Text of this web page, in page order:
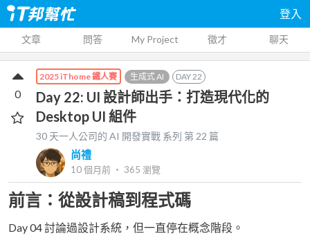
登入
文章 問答 My Project 徵才 聊天
2025 iThome 鐵人賽 生成式 AI DAY22
Day 22: UI 設計師出手：打造現代化的
Desktop UI 組件
30 天一人公司的 AI 開發實戰 系列 第22 篇
尚禮
10 個月前 ‧ 365 瀏覽
0
前言：從設計稿到程式碼
Day 04 討論過設計系統，但一直停在概念階段。